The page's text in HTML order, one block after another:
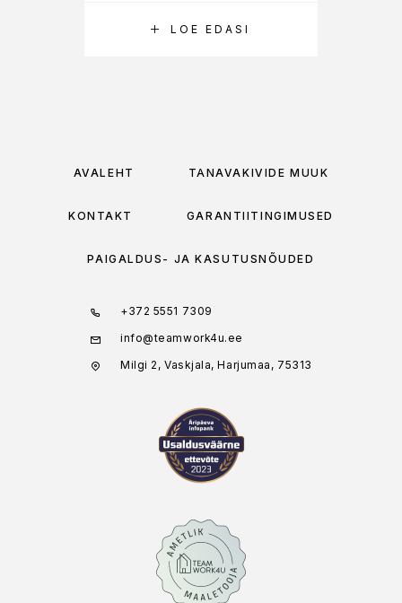
LOE EDASI
AVALEHT TÄNAVAKIVIDE MÜÜK
KONTAKT GARANTIITINGIMUSED
PAIGALDUS- JA KASUTUSNÕUDED
+372 5551 7309
info@teamwork4u.ee
Milgi 2, Vaskjala, Harjumaa, 75313